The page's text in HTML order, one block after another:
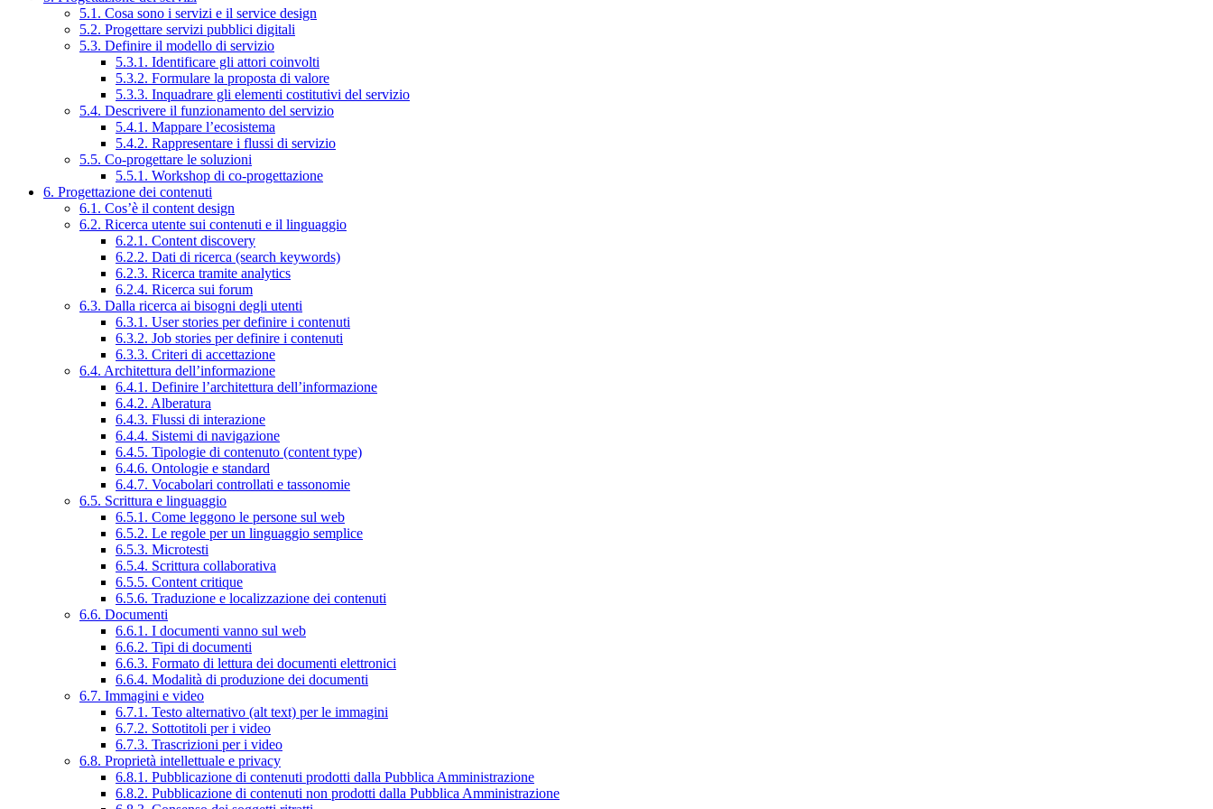
5.1. Cosa sono i servizi e il service design
5.2. Progettare servizi pubblici digitali
5.3. Definire il modello di servizio
5.3.1. Identificare gli attori coinvolti
5.3.2. Formulare la proposta di valore
5.3.3. Inquadrare gli elementi costitutivi del servizio
5.4. Descrivere il funzionamento del servizio
5.4.1. Mappare l’ecosistema
5.4.2. Rappresentare i flussi di servizio
5.5. Co-progettare le soluzioni
5.5.1. Workshop di co-progettazione
6. Progettazione dei contenuti
6.1. Cos’è il content design
6.2. Ricerca utente sui contenuti e il linguaggio
6.2.1. Content discovery
6.2.2. Dati di ricerca (search keywords)
6.2.3. Ricerca tramite analytics
6.2.4. Ricerca sui forum
6.3. Dalla ricerca ai bisogni degli utenti
6.3.1. User stories per definire i contenuti
6.3.2. Job stories per definire i contenuti
6.3.3. Criteri di accettazione
6.4. Architettura dell’informazione
6.4.1. Definire l’architettura dell’informazione
6.4.2. Alberatura
6.4.3. Flussi di interazione
6.4.4. Sistemi di navigazione
6.4.5. Tipologie di contenuto (content type)
6.4.6. Ontologie e standard
6.4.7. Vocabolari controllati e tassonomie
6.5. Scrittura e linguaggio
6.5.1. Come leggono le persone sul web
6.5.2. Le regole per un linguaggio semplice
6.5.3. Microtesti
6.5.4. Scrittura collaborativa
6.5.5. Content critique
6.5.6. Traduzione e localizzazione dei contenuti
6.6. Documenti
6.6.1. I documenti vanno sul web
6.6.2. Tipi di documenti
6.6.3. Formato di lettura dei documenti elettronici
6.6.4. Modalità di produzione dei documenti
6.7. Immagini e video
6.7.1. Testo alternativo (alt text) per le immagini
6.7.2. Sottotitoli per i video
6.7.3. Trascrizioni per i video
6.8. Proprietà intellettuale e privacy
6.8.1. Pubblicazione di contenuti prodotti dalla Pubblica Amministrazione
6.8.2. Pubblicazione di contenuti non prodotti dalla Pubblica Amministrazione